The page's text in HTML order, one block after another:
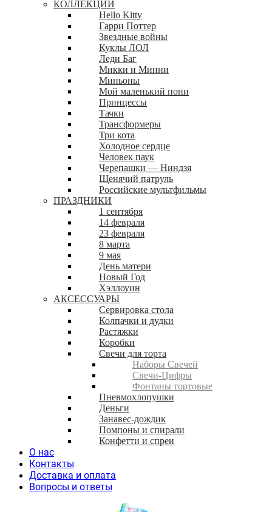
КОЛЛЕКЦИИ
Hello Kitty
Гарри Поттер
Звездные войны
Куклы ЛОЛ
Леди Баг
Микки и Минни
Миньоны
Мой маленький пони
Принцессы
Тачки
Трансформеры
Три кота
Холодное сердце
Человек паук
Черепашки — Ниндзя
Щенячий патруль
Российские мультфильмы
ПРАЗДНИКИ
1 сентября
14 февраля
23 февраля
8 марта
9 мая
День матери
Новый Год
Хэллоуин
АКСЕССУАРЫ
Сервировка стола
Колпачки и дудки
Растяжки
Коробки
Свечи для торта
Наборы Свечей
Свечи-Цифры
Фонтаны тортовые
Пневмохлопушки
Деньги
Занавес-дождик
Помпоны и спирали
Конфетти и спреи
О нас
Контакты
Доставка и оплата
Вопросы и ответы